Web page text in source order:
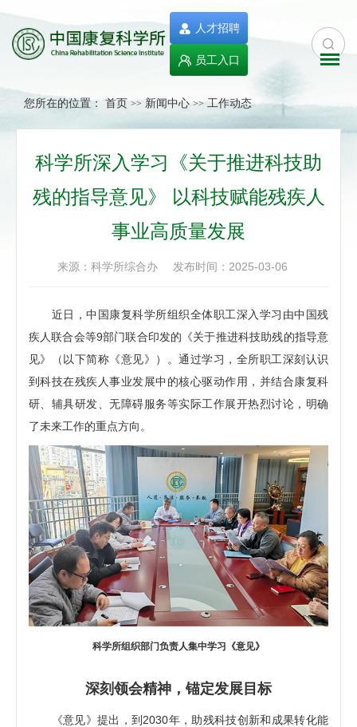
人才招聘
员工入口
您所在的位置： 首页 >> 新闻中心 >> 工作动态
科学所深入学习《关于推进科技助
残的指导意见》 以科技赋能残疾人
事业高质量发展
来源：科学所综合办 发布时间：2025-03-06
近日，中国康复科学所组织全体职工深入学习由中国残
疾人联合会等9部门联合印发的《关于推进科技助残的指导意
见》（以下简称《意见》）。通过学习，全所职工深刻认识
到科技在残疾人事业发展中的核心驱动作用，并结合康复科
研、辅具研发、无障碍服务等实际工作展开热烈讨论，明确
了未来工作的重点方向。
科学所组织部门负责人集中学习《意见》
深刻领会精神，锚定发展目标
《意见》提出，到2030年，助残科技创新和成果转化能